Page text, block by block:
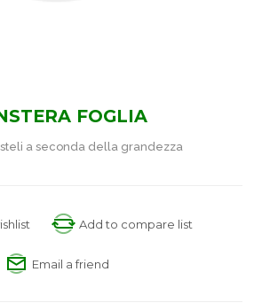
FOGLIA
a seconda della grandezza
Add to compare list
Email a friend